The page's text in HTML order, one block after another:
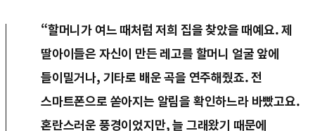
“할머니가 여느 때처럼 저희 집을 찾았을 때예요. 제
딸아이들은 자신이 만든 레고를 할머니 얼굴 앞에
들이밀거나, 기타로 배운 곡을 연주해줬죠. 전
스마트폰으로 쏟아지는 알림을 확인하느라 바빴고요.
혼란스러운 풍경이었지만, 늘 그래왔기 때문에